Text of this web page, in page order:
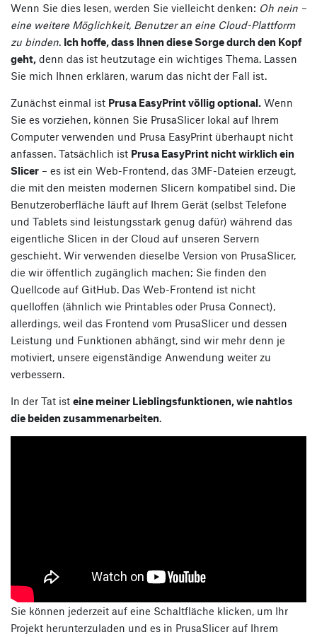
Wenn Sie dies lesen, werden Sie vielleicht denken: Oh nein –
eine weitere Möglichkeit, Benutzer an eine Cloud-Plattform
zu binden. Ich hoffe, dass Ihnen diese Sorge durch den Kopf
geht, denn das ist heutzutage ein wichtiges Thema. Lassen
Sie mich Ihnen erklären, warum das nicht der Fall ist.
Zunächst einmal ist Prusa EasyPrint völlig optional. Wenn
Sie es vorziehen, können Sie PrusaSlicer lokal auf Ihrem
Computer verwenden und Prusa EasyPrint überhaupt nicht
anfassen. Tatsächlich ist Prusa EasyPrint nicht wirklich ein
Slicer – es ist ein Web-Frontend, das 3MF-Dateien erzeugt,
die mit den meisten modernen Slicern kompatibel sind. Die
Benutzeroberfläche läuft auf Ihrem Gerät (selbst Telefone
und Tablets sind leistungsstark genug dafür) während das
eigentliche Slicen in der Cloud auf unseren Servern
geschieht. Wir verwenden dieselbe Version von PrusaSlicer,
die wir öffentlich zugänglich machen; Sie finden den
Quellcode auf GitHub. Das Web-Frontend ist nicht
quelloffen (ähnlich wie Printables oder Prusa Connect),
allerdings, weil das Frontend vom PrusaSlicer und dessen
Leistung und Funktionen abhängt, sind wir mehr denn je
motiviert, unsere eigenständige Anwendung weiter zu
verbessern.
In der Tat ist eine meiner Lieblingsfunktionen, wie nahtlos
die beiden zusammenarbeiten.
Sie können jederzeit auf eine Schaltfläche klicken, um Ihr
Projekt herunterzuladen und es in PrusaSlicer auf Ihrem